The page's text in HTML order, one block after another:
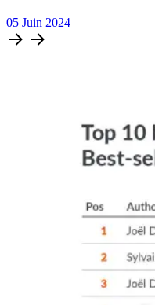
05 Juin 2024